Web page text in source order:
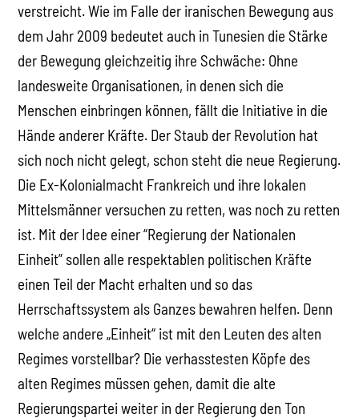
verstreicht. Wie im Falle der iranischen Bewegung aus
dem Jahr 2009 bedeutet auch in Tunesien die Stärke
der Bewegung gleichzeitig ihre Schwäche: Ohne
landesweite Organisationen, in denen sich die
Menschen einbringen können, fällt die Initiative in die
Hände anderer Kräfte. Der Staub der Revolution hat
sich noch nicht gelegt, schon steht die neue Regierung.
Die Ex-Kolonialmacht Frankreich und ihre lokalen
Mittelsmänner versuchen zu retten, was noch zu retten
ist. Mit der Idee einer “Regierung der Nationalen
Einheit” sollen alle respektablen politischen Kräfte
einen Teil der Macht erhalten und so das
Herrschaftssystem als Ganzes bewahren helfen. Denn
welche andere „Einheit“ ist mit den Leuten des alten
Regimes vorstellbar? Die verhasstesten Köpfe des
alten Regimes müssen gehen, damit die alte
Regierungspartei weiter in der Regierung den Ton